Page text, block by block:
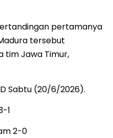
pertamanya
tersebut
tim Jawa Timur,
Sabtu (20/6/2026).
1
2-0